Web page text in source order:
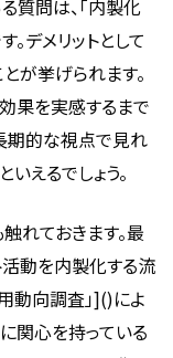
質問は、「内製化
。デメリットとして
が挙げられます。
果を実感するまで
期的な視点で見れ
えるでしょう。
れておきます。最
活動を内製化する流
動向調査」]()によ
関心を持っている